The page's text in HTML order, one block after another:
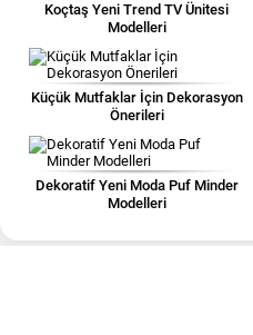
Koçtaş Yeni Trend TV Ünitesi
Modelleri
Küçük Mutfaklar İçin Dekorasyon
Önerileri
Dekoratif Yeni Moda Puf Minder
Modelleri